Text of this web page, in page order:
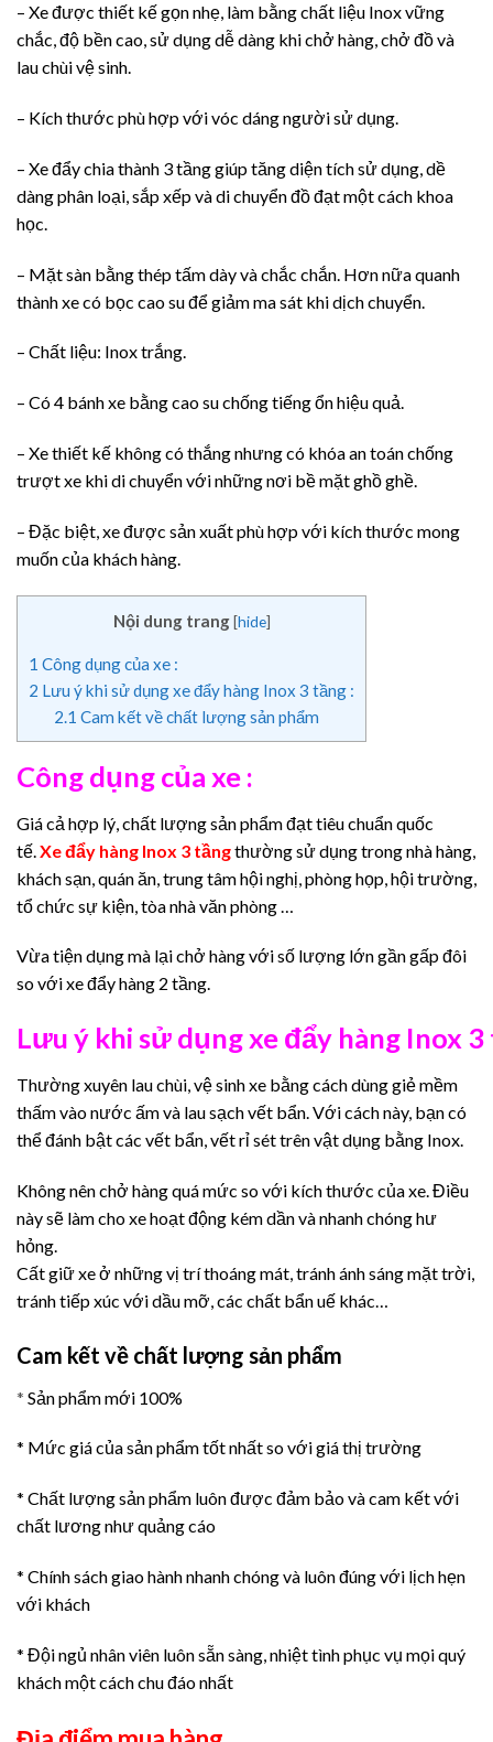
– Xe được thiết kế gọn nhẹ, làm bằng chất liệu Inox vững
chắc, độ bền cao, sử dụng dễ dàng khi chở hàng, chở đồ và
lau chùi vệ sinh.
– Kích thước phù hợp với vóc dáng người sử dụng.
– Xe đẩy chia thành 3 tầng giúp tăng diện tích sử dụng, dề
dàng phân loại, sắp xếp và di chuyển đồ đạt một cách khoa
học.
– Mặt sàn bằng thép tấm dày và chắc chắn. Hơn nữa quanh
thành xe có bọc cao su để giảm ma sát khi dịch chuyển.
– Chất liệu: Inox trắng.
– Có 4 bánh xe bằng cao su chống tiếng ổn hiệu quả.
– Xe thiết kế không có thắng nhưng có khóa an toán chống
trượt xe khi di chuyển với những nơi bề mặt ghồ ghề.
– Đặc biệt, xe được sản xuất phù hợp với kích thước mong
muốn của khách hàng.
Nội dung trang [hide]
1 Công dụng của xe :
2 Lưu ý khi sử dụng xe đẩy hàng Inox 3 tầng :
2.1 Cam kết về chất lượng sản phẩm
Công dụng của xe :
Giá cả hợp lý, chất lượng sản phẩm đạt tiêu chuẩn quốc
tế. Xe đẩy hàng Inox 3 tầngthường sử dụng trong nhà hàng,
khách sạn, quán ăn, trung tâm hội nghị, phòng họp, hội trường,
tổ chức sự kiện, tòa nhà văn phòng …
Vừa tiện dụng mà lại chở hàng với số lượng lớn gần gấp đôi
so với xe đẩy hàng 2 tầng.
Lưu ý khi sử dụng xe đẩy hàng Inox 3
Thường xuyên lau chùi, vệ sinh xe bằng cách dùng giẻ mềm
thấm vào nước ấm và lau sạch vết bẩn. Với cách này, bạn có
thể đánh bật các vết bẩn, vết rỉ sét trên vật dụng bằng Inox.
Không nên chở hàng quá mức so với kích thước của xe. Điều
này sẽ làm cho xe hoạt động kém dần và nhanh chóng hư
hỏng.
Cất giữ xe ở những vị trí thoáng mát, tránh ánh sáng mặt trời,
tránh tiếp xúc với dầu mỡ, các chất bẩn uế khác…
Cam kết về chất lượng sản phẩm
* Sản phẩm mới 100%
* Mức giá của sản phẩm tốt nhất so với giá thị trường
* Chất lượng sản phẩm luôn được đảm bảo và cam kết với
chất lương như quảng cáo
* Chính sách giao hành nhanh chóng và luôn đúng với lịch hẹn
với khách
* Đội ngủ nhân viên luôn sẵn sàng, nhiệt tình phục vụ mọi quý
khách một cách chu đáo nhất